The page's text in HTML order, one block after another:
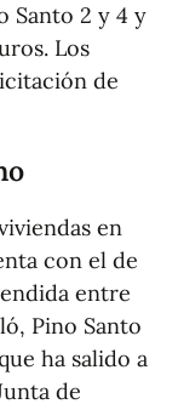
Santo 2 y 4 y
Los
de
en
con el de
entre
Pino Santo
ha salido a
de